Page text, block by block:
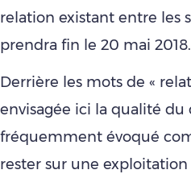
relation existant entre les
prendra fin le 20 mai 2018.
Derrière les mots de «
envisagée ici la qualité
fréquemment évoqué
rester sur une